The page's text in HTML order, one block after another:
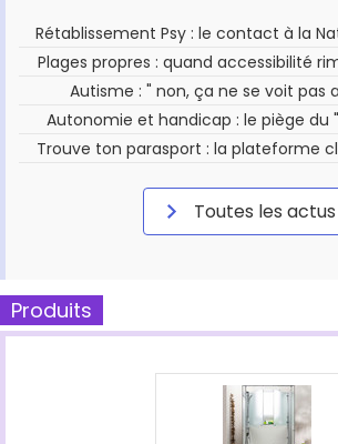
Rétablissement Psy : le contact à la
Plages propres : quand accessibilité
Autisme : " non, ça ne se voit pas
Autonomie et handicap : le piège du
Trouve ton parasport : la plateforme
Toutes les actus
Produits